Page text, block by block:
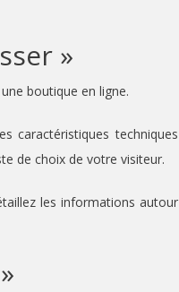
»
boutique en ligne.
caractéristiques techniques
de choix de votre visiteur.
les informations autour